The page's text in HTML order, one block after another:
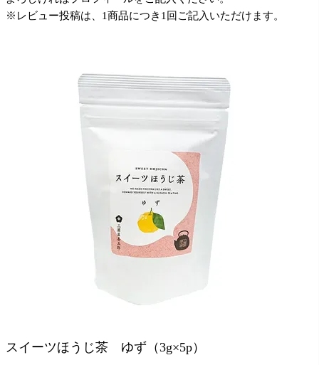
※レビュー投稿は、1商品につき1回ご記入いただけます。
スイーツほうじ茶 ゆず（3g×5p）